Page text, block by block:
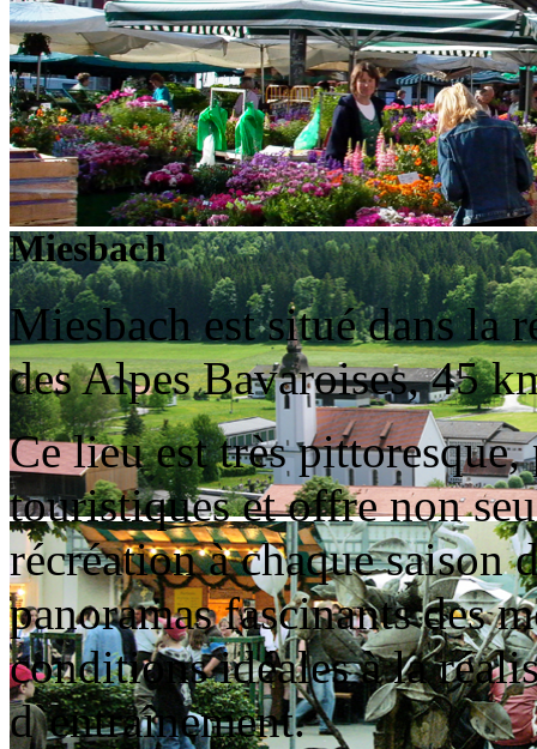
Miesbach
Miesbach est situé dans la
des Alpes Bavaroises, 45
Ce lieu est très pittoresque,
touristiques et offre non
récréation à chaque saison
panoramas fascinants des
conditions idéales à la
d`entraînement.